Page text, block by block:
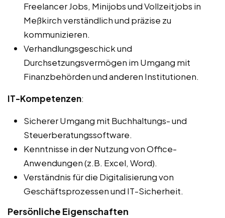
Freelancer Jobs, Minijobs und Vollzeitjobs in
Meßkirch verständlich und präzise zu
kommunizieren.
Verhandlungsgeschick und
Durchsetzungsvermögen im Umgang mit
Finanzbehörden und anderen Institutionen.
IT-Kompetenzen:
Sicherer Umgang mit Buchhaltungs- und
Steuerberatungssoftware.
Kenntnisse in der Nutzung von Office-
Anwendungen (z.B. Excel, Word).
Verständnis für die Digitalisierung von
Geschäftsprozessen und IT-Sicherheit.
Persönliche Eigenschaften